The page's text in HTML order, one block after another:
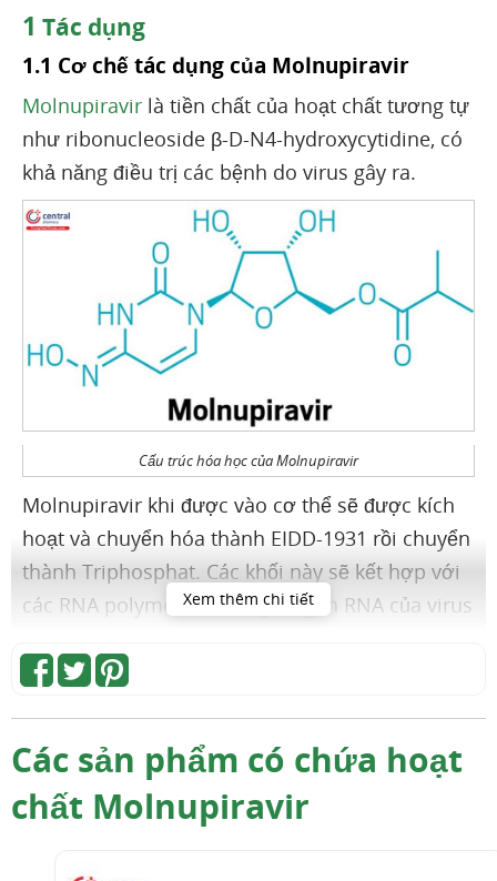
1 Tác dụng
1.1 Cơ chế tác dụng của Molnupiravir
Molnupiravir là tiền chất của hoạt chất tương tự
như ribonucleoside β-D-N4-hydroxycytidine, có
khả năng điều trị các bệnh do virus gây ra.
Cấu trúc hóa học của Molnupiravir
Molnupiravir khi được vào cơ thể sẽ được kích
hoạt và chuyển hóa thành EIDD-1931 rồi chuyển
thành Triphosphat. Các khối này sẽ kết hợp với
các RNA polymerase trong bộ gen RNA của virus
Kết quả làm cho RNA của virus bị lỗi, không thể
ngày 5 tháng 11 năm 2021 )n)
Nhờ khả năng gây ra đột biến trong cấu trúc của
Xem thêm chi tiết
Các sản phẩm có chứa hoạt
chất Molnupiravir